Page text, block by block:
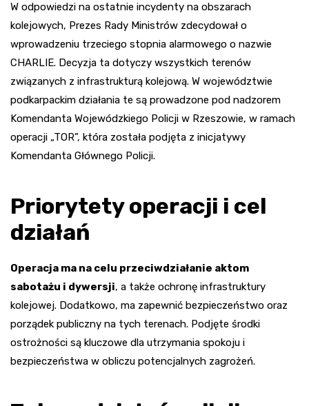
W odpowiedzi na ostatnie incydenty na obszarach
kolejowych, Prezes Rady Ministrów zdecydował o
wprowadzeniu trzeciego stopnia alarmowego o nazwie
CHARLIE. Decyzja ta dotyczy wszystkich terenów
związanych z infrastrukturą kolejową. W województwie
podkarpackim działania te są prowadzone pod nadzorem
Komendanta Wojewódzkiego Policji w Rzeszowie, w ramach
operacji „TOR”, która została podjęta z inicjatywy
Komendanta Głównego Policji.
Priorytety operacji i cel
działań
Operacja ma na celu przeciwdziałanie aktom
sabotażu i dywersji, a także ochronę infrastruktury
kolejowej. Dodatkowo, ma zapewnić bezpieczeństwo oraz
porządek publiczny na tych terenach. Podjęte środki
ostrożności są kluczowe dla utrzymania spokoju i
bezpieczeństwa w obliczu potencjalnych zagrożeń.